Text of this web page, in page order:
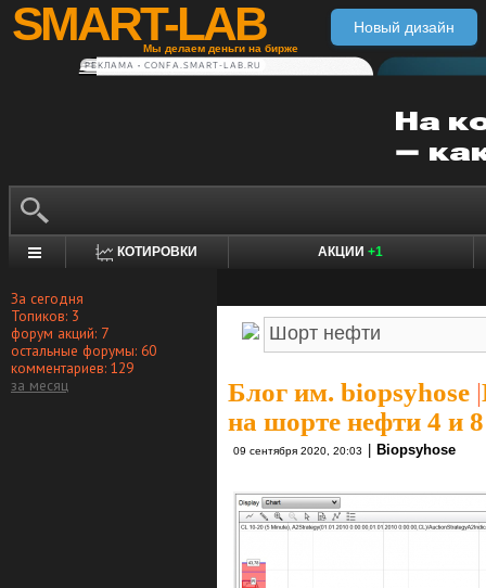
SMART-LAB
Мы делаем деньги на бирже
Новый дизайн
РЕКЛАМА • CONFA.SMART-LAB.RU
КОТИРОВКИ АКЦИИ +1
За сегодня
Топиков: 3
форум акций: 7
остальные форумы: 60
комментариев: 129
за месяц
Блог им. biopsyhose |
на шорте нефти 4 и
09 сентября 2020, 20:03 Biopsyhose